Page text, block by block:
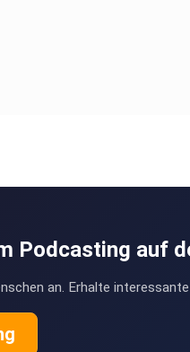
Podcasting auf
an. Erhalte